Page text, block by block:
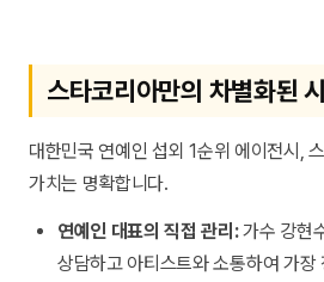
스타코리아만의 차별화된
대한민국 연예인 섭외 1순위 에이전시,
가치는 명확합니다.
연예인 대표의 직접 관리:가수 강현
상담하고 아티스트와 소통하여 가장